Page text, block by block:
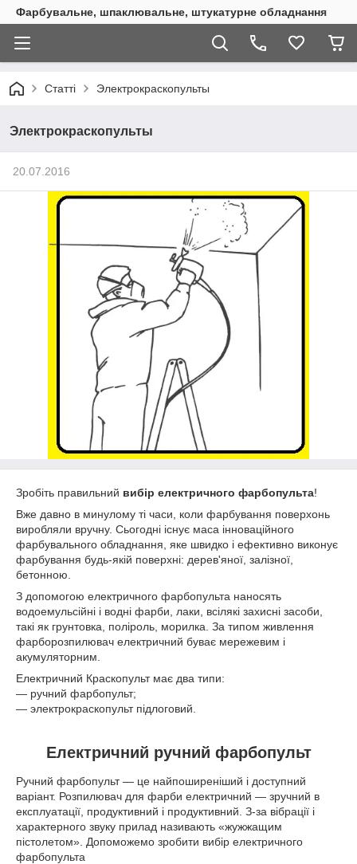
Фарбувальне, шпаклювальне, штукатурне обладнання
Статті Электрокраскопульты
Электрокраскопульты
20.07.2016
Зробіть правильний вибір електричного фарбопульта!
Вже давно в минулому ті часи, коли фарбування поверхонь
виробляли вручну. Сьогодні існує маса інноваційного
фарбувального обладнання, яке швидко і ефективно виконує
фарбування будь-якій поверхні: дерев'яної, залізної,
бетонною.
З допомогою електричного фарбопульта наносять
водоемульсійні і водні фарби, лаки, всілякі захисні засоби,
такі як грунтовка, поліроль, морилка. За типом живлення
фарборозпилювач електричний буває мережевим і
акумуляторним.
Електричний Краскопульт має два типи:
― ручний фарбопульт;
― электрокраскопульт підлоговий.
Електричний ручний фарбопульт
Ручний фарбопульт — це найпоширеніший і доступний
варіант. Розпилювач для фарби електричний ― зручний в
експлуатації, продуктивний і продуктивний. З-за вібрації і
характерного звуку прилад називають «жужжащим
пістолетом». Допоможемо зробити вибір електричного
фарбопульта